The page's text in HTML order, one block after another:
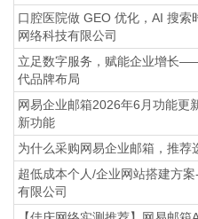
口腔医院做 GEO 优化，AI 搜
网络科技有限公司
立足数字服务，赋能企业增长
代品牌布局
网易企业邮箱2026年6月功能更
新功能
为什么采购网易企业邮箱，推荐
超低成本个人/企业网站搭建方
有限公司